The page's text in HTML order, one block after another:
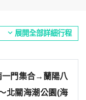
expand_more 展開全部詳細行程
一門集合→蘭陽八
北關海潮公園(海